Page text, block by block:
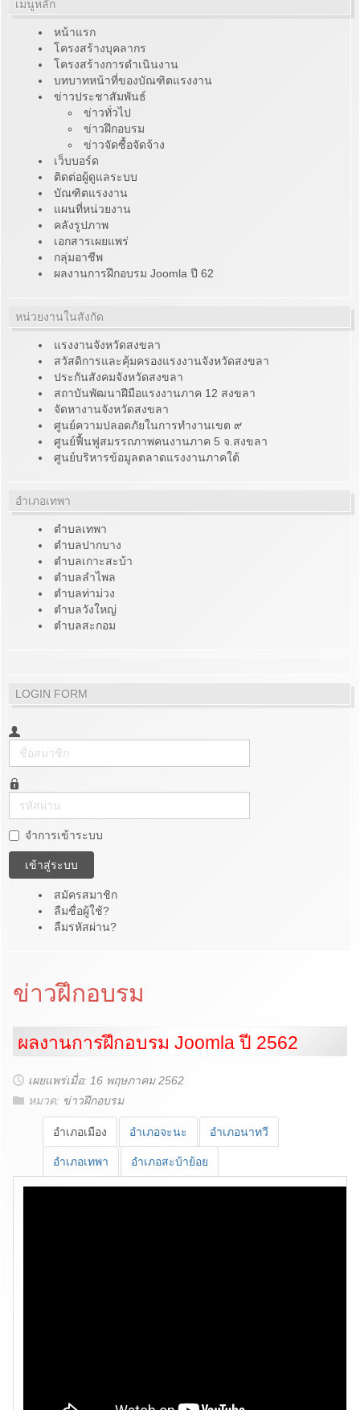
เมนูหลัก
หน้าแรก
โครงสร้างบุคลากร
โครงสร้างการดำเนินงาน
บทบาทหน้าที่ของบัณฑิตแรงงาน
ข่าวประชาสัมพันธ์
ข่าวทั่วไป
ข่าวฝึกอบรม
ข่าวจัดซื้อจัดจ้าง
เว็บบอร์ด
ติดต่อผู้ดูแลระบบ
บัณฑิตแรงงาน
แผนที่หน่วยงาน
คลังรูปภาพ
เอกสารเผยแพร่
กลุ่มอาชีพ
ผลงานการฝึกอบรม Joomla ปี 62
หน่วยงานในสังกัด
แรงงานจังหวัดสงขลา
สวัสดิการและคุ้มครองแรงงานจังหวัดสงขลา
ประกันสังคมจังหวัดสงขลา
สถาบันพัฒนาฝีมือแรงงานภาค 12 สงขลา
จัดหางานจังหวัดสงขลา
ศูนย์ความปลอดภัยในการทำงานเขต ๙
ศูนย์ฟื้นฟูสมรรถภาพคนงานภาค 5 จ.สงขลา
ศูนย์บริหารข้อมูลตลาดแรงงานภาคใต้
อำเภอเทพา
ตำบลเทพา
ตำบลปากบาง
ตำบลเกาะสะบ้า
ตำบลลำไพล
ตำบลท่าม่วง
ตำบลวังใหญ่
ตำบลสะกอม
LOGIN FORM
ชื่อ
สมาชิก
รหัส
ผ่าน
จำการเข้าระบบ
เข้าสู่ระบบ
สมัครสมาชิก
ลืมชื่อผู้ใช้?
ลืมรหัสผ่าน?
ข่าวฝึกอบรม
ผลงานการฝึกอบรม Joomla ปี 2562
เผยแพร่เมื่อ: 16 พฤษภาคม 2562
หมวด: ข่าวฝึกอบรม
อำเภอเมือง อำเภอจะนะ อำเภอนาทวี
อำเภอเทพา อำเภอสะบ้าย้อย